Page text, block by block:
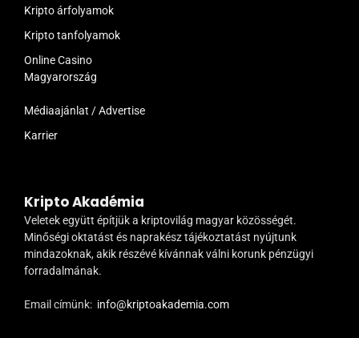
Kripto árfolyamok
Kripto tanfolyamok
Online Casino
Magyarország
Médiaajánlat / Advertise
Karrier
Kripto Akadémia
Veletek együtt építjük a kriptovilág magyar közösségét.
Minőségi oktatást és naprakész tájékoztatást nyújtunk
mindazoknak, akik részévé kívánnak válni korunk pénzügyi
forradalmának.
Email címünk: info@kriptoakademia.com